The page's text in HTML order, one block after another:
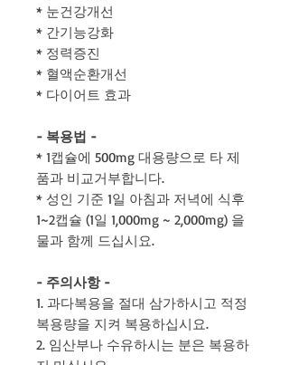
* 눈건강개선
* 간기능강화
* 정력증진
* 혈액순환개선
* 다이어트 효과
- 복용법 -
* 1캡슐에 500mg 대용량으로 타 제
품과 비교거부합니다.
* 성인 기준 1일 아침과 저녁에 식후
1~2캡슐 (1일 1,000mg ~ 2,000mg) 을
물과 함께 드십시요.
- 주의사항 -
1. 과다복용을 절대 삼가하시고 적정
복용량을 지켜 복용하십시요.
2. 임산부나 수유하시는 분은 복용하